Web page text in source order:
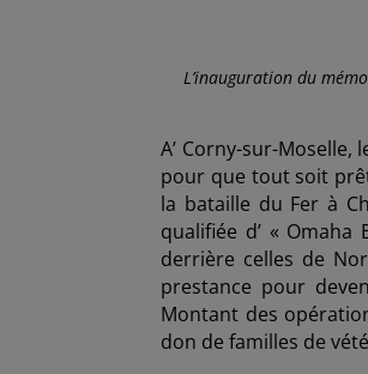
L’inauguration du
A’ Corny-sur-
pour que tout soit
la bataille du Fer à
qualifiée d’ «
derrière celles de
prestance pour
Montant des
don de familles de